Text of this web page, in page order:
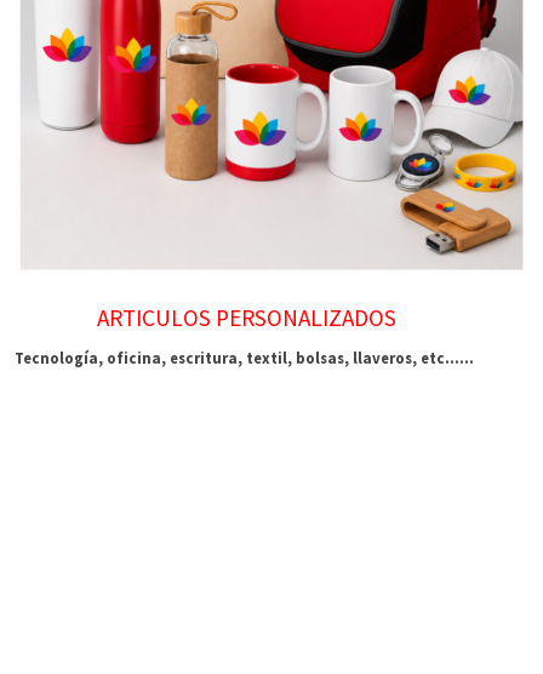
ARTICULOS PERSONALIZADOS
Tecnología, oficina, escritura, textil, bolsas, llaveros, etc......